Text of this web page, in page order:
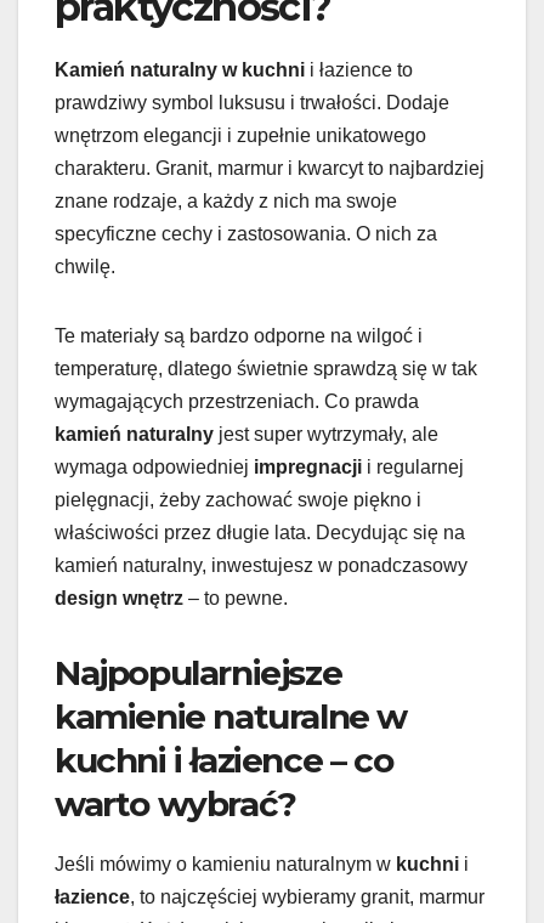
Kamień naturalny w kuchni i łazience to
prawdziwy symbol luksusu i trwałości. Dodaje
wnętrzom elegancji i zupełnie unikatowego
charakteru. Granit, marmur i kwarcyt to najbardziej
znane rodzaje, a każdy z nich ma swoje
specyficzne cechy i zastosowania. O nich za
chwilę.
Te materiały są bardzo odporne na wilgoć i
temperaturę, dlatego świetnie sprawdzą się w tak
wymagających przestrzeniach. Co prawda
kamień naturalny jest super wytrzymały, ale
wymaga odpowiedniej impregnacji i regularnej
pielęgnacji, żeby zachować swoje piękno i
właściwości przez długie lata. Decydując się na
kamień naturalny, inwestujesz w ponadczasowy
design wnętrz – to pewne.
Najpopularniejsze
kamienie naturalne w
kuchni i łazience – co
warto wybrać?
Jeśli mówimy o kamieniu naturalnym w kuchni i
łazience, to najczęściej wybieramy granit, marmur